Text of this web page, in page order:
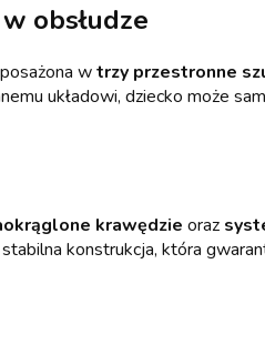
obsłudze
wtrzy przestronne
układowi, dziecko może
krawędzie oraz
konstrukcja, która